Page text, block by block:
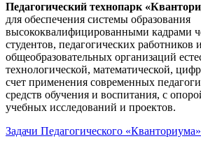
Педагогический технопарк
для обеспечения системы образования
высококвалифицированными кадрами
студентов, педагогических работников
общеобразовательных организаций
технологической, математической,
счет применения современных
средств обучения и воспитания, с
учебных исследований и проектов.
Задачи Педагогического «Кванториума»